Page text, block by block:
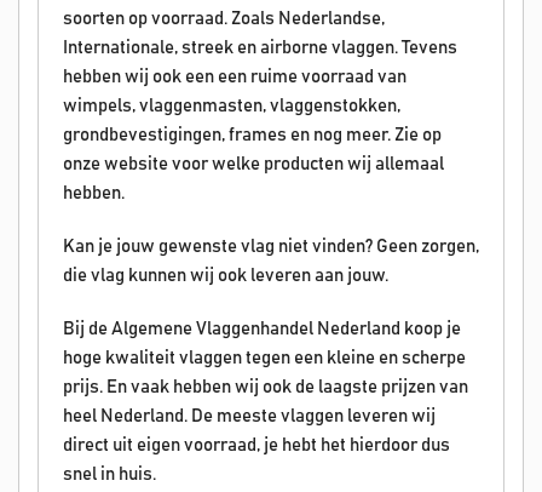
soorten op voorraad. Zoals Nederlandse,
Internationale, streek en airborne vlaggen. Tevens
hebben wij ook een een ruime voorraad van
wimpels, vlaggenmasten, vlaggenstokken,
grondbevestigingen, frames en nog meer. Zie op
onze website voor welke producten wij allemaal
hebben.
Kan je jouw gewenste vlag niet vinden? Geen zorgen,
die vlag kunnen wij ook leveren aan jouw.
Bij de Algemene Vlaggenhandel Nederland koop je
hoge kwaliteit vlaggen tegen een kleine en scherpe
prijs. En vaak hebben wij ook de laagste prijzen van
heel Nederland. De meeste vlaggen leveren wij
direct uit eigen voorraad, je hebt het hierdoor dus
snel in huis.